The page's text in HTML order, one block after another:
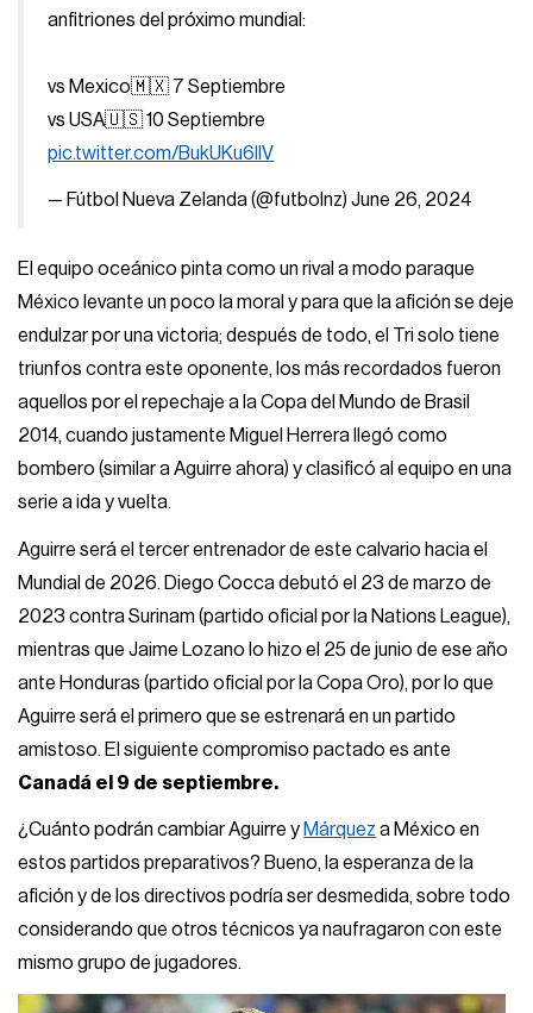
anfitriones del próximo mundial:
vs Mexico🇲🇽 7 Septiembre
vs USA🇺🇸 10 Septiembre
pic.twitter.com/BukUKu6lIV
— Fútbol Nueva Zelanda (@futbolnz)June 26, 2024
El equipo oceánico pinta como un rival a modo paraque
México levante un poco la moral y para que la afición se deje
endulzar por una victoria; después de todo, el Tri solo tiene
triunfos contra este oponente, los más recordados fueron
aquellos por el repechaje a la Copa del Mundo de Brasil
2014, cuando justamente Miguel Herrera llegó como
bombero (similar a Aguirre ahora) y clasificó al equipo en una
serie a ida y vuelta.
Aguirre será el tercer entrenador de este calvario hacia el
Mundial de 2026. Diego Cocca debutó el 23 de marzo de
2023 contra Surinam (partido oficial por la Nations League),
mientras que Jaime Lozano lo hizo el 25 de junio de ese año
ante Honduras (partido oficial por la Copa Oro), por lo que
Aguirre será el primero que se estrenará en un partido
amistoso. El siguiente compromiso pactado es ante
Canadá el 9 de septiembre.
¿Cuánto podrán cambiar Aguirre y Márquez a México en
estos partidos preparativos? Bueno, la esperanza de la
afición y de los directivos podría ser desmedida, sobre todo
considerando que otros técnicos ya naufragaron con este
mismo grupo de jugadores.